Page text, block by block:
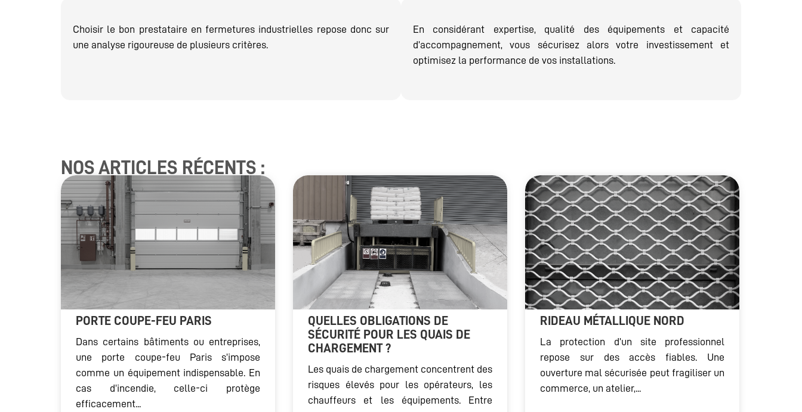
Choisir le bon prestataire en fermetures industrielles repose donc sur
une analyse rigoureuse de plusieurs critères.
En considérant expertise, qualité des équipements et capacité
d’accompagnement, vous sécurisez alors votre investissement et
optimisez la performance de vos installations.
NOS ARTICLES RÉCENTS :
PORTE COUPE-FEU PARIS
Dans certains bâtiments ou entreprises,
une porte coupe-feu Paris s’impose
comme un équipement indispensable. En
cas d’incendie, celle-ci protège
efficacement...
QUELLES OBLIGATIONS DE
SÉCURITÉ POUR LES QUAIS DE
CHARGEMENT ?
Les quais de chargement concentrent des
risques élevés pour les opérateurs, les
chauffeurs et les équipements. Entre
RIDEAU MÉTALLIQUE NORD
La protection d’un site professionnel
repose sur des accès fiables. Une
ouverture mal sécurisée peut fragiliser un
commerce, un atelier,...